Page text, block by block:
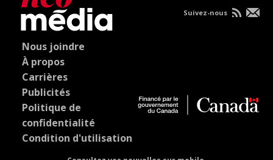
Nous joindre
À propos
Carrières
Publicités
Politique de
confidentialité
Condition d'utilisation
Suivez-nous